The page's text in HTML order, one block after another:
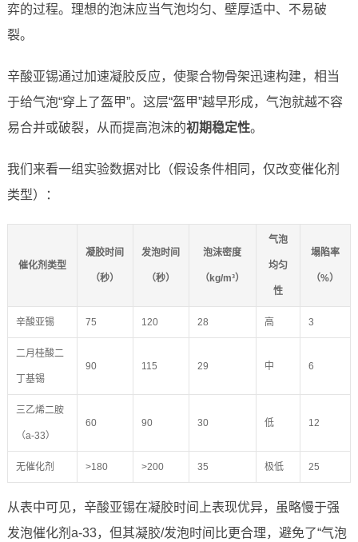
弈的过程。理想的泡沫应当气泡均匀、壁厚适中、不易破
裂。
辛酸亚锡通过加速凝胶反应，使聚合物骨架迅速构建，相当
于给气泡“穿上了盔甲”。这层“盔甲”越早形成，气泡就越不容
易合并或破裂，从而提高泡沫的初期稳定性。
我们来看一组实验数据对比（假设条件相同，仅改变催化剂
类型）：
催化剂类型
凝胶时间
（秒）
发泡时间
（秒）
泡沫密度
（kg/m³）
气泡
均匀
性
塌陷率
（%）
辛酸亚锡 75 120 28 高 3
二月桂酸二
丁基锡
90 115 29 中 6
三乙烯二胺
（a-33）
60 90 30 低 12
无催化剂 >180 >200 35 极低 25
从表中可见，辛酸亚锡在凝胶时间上表现优异，虽略慢于强
发泡催化剂a-33，但其凝胶/发泡时间比更合理，避免了“气泡